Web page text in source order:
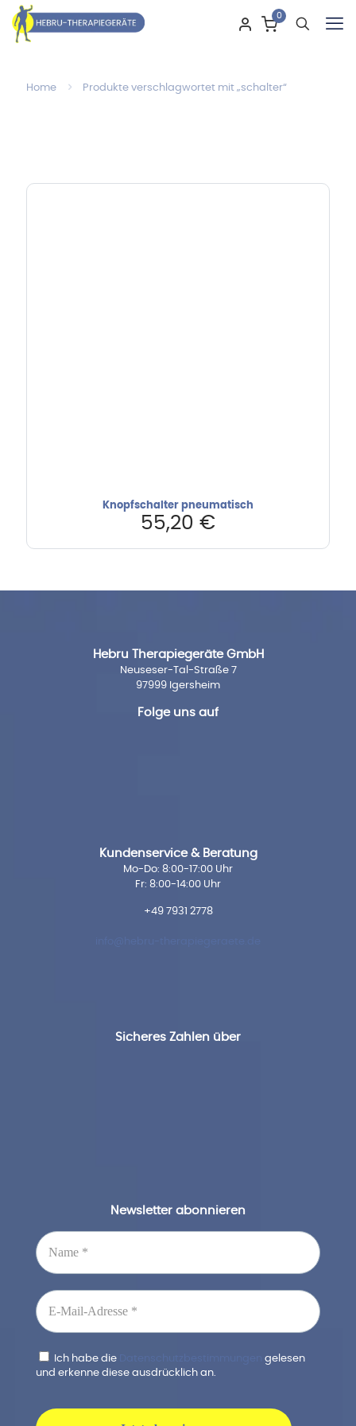
0
Home Produkte verschlagwortet mit „schalter“
Knopfschalter pneumatisch
55,20 €
Hebru Therapiegeräte GmbH
Neuseser-Tal-Straße 7
97999 Igersheim
Folge uns auf
Kundenservice & Beratung
Mo-Do: 8:00-17:00 Uhr
Fr: 8:00-14:00 Uhr
+49 7931 2778
Sicheres Zahlen über
Newsletter abonnieren
Ich habe die
gelesen
und erkenne diese ausdrücklich an.